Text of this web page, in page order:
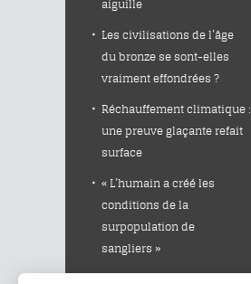
aiguille
Les civilisations de l’âge
du bronze se sont-elles
vraiment effondrées ?
Réchauffement climatique :
une preuve glaçante refait
surface
« L’humain a créé les
conditions de la
surpopulation de
sangliers »